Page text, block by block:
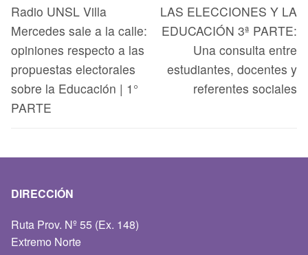
Radio UNSL Villa
Mercedes sale a la calle:
opiniones respecto a las
propuestas electorales
sobre la Educación | 1°
PARTE
LAS ELECCIONES Y LA
EDUCACIÓN 3ª PARTE:
Una consulta entre
estudiantes, docentes y
referentes sociales
DIRECCIÓN
Ruta Prov. Nº 55 (Ex. 148)
Extremo Norte